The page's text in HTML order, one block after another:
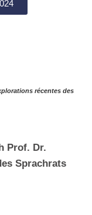
récentes des
Prof. Dr.
Sprachrats